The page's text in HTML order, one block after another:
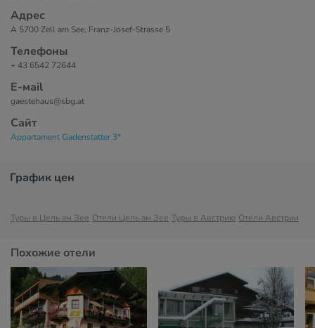
Адрес
A 5700 Zell am See, Franz-Josef-Strasse 5
Телефоны
+ 43 6542 72644
Е-маil
gaestehaus@sbg.at
Сайт
Appartament Gadenstatter 3*
График цен
Туры в Цель ам Зее Отели Цель ам Зее Туры в Австрию Отели Австрии
Похожие отели